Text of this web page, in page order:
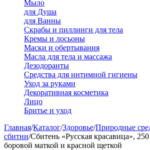
Мыло
для Душа
для Ванны
Скрабы и пиллинги для тела
Кремы и лосьоны
Маски и обертывания
Масла для тела и массажа
Дезодоранты
Средства для интимной гигиены
Уход за руками
Декоративная косметика
Лицо
Бритье и уход
Главная/Каталог/Здоровье/Природные
сбитни/Сбитень «Русская красавица»,
боровой маткой и красной щеткой